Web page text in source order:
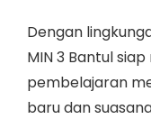
Dengan
MIN 3 Bantul
pembelajaran
baru dan